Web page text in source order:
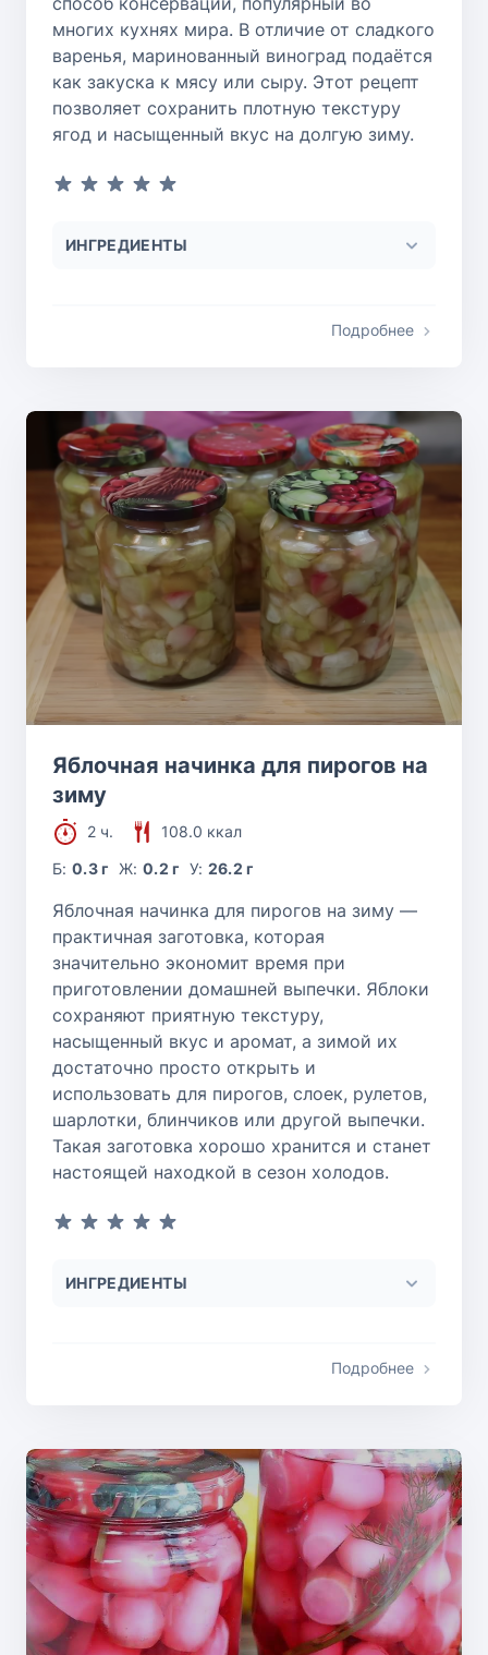
многих кухнях мира. В отличие от сладкого
варенья, маринованный виноград подаётся
как закуска к мясу или сыру. Этот рецепт
позволяет сохранить плотную текстуру
ягод и насыщенный вкус на долгую зиму.
ИНГРЕДИЕНТЫ
Подробнее
Яблочная начинка для пирогов на
зиму
2 ч.
108.0 ккал
Б:0.3 г Ж: 0.2 г У: 26.2 г
Яблочная начинка для пирогов на зиму —
практичная заготовка, которая
значительно экономит время при
приготовлении домашней выпечки. Яблоки
сохраняют приятную текстуру,
насыщенный вкус и аромат, а зимой их
достаточно просто открыть и
использовать для пирогов, слоек, рулетов,
шарлотки, блинчиков или другой выпечки.
Такая заготовка хорошо хранится и станет
настоящей находкой в сезон холодов.
ИНГРЕДИЕНТЫ
Подробнее